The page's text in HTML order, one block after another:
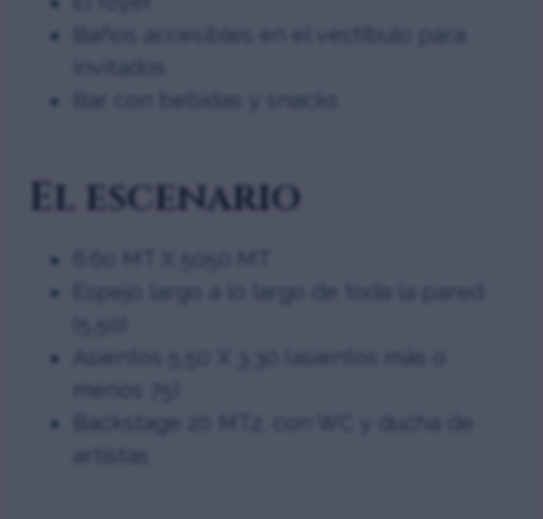
Baños accesibles en el vestíbulo para
invitados
Bar con bebidas y snacks
El escenario
Espejo largo a lo largo de toda la pared
Asientos 5,50 X 3,30 (asientos más o
menos 75)
Backstage 20 MT2, con WC y ducha de
artistas